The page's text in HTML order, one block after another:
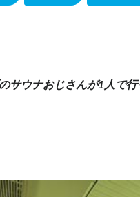
サウナおじさんが1人で